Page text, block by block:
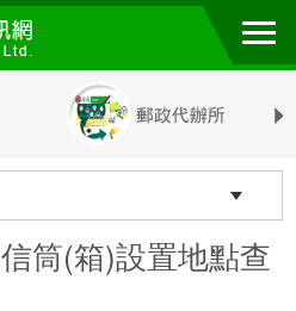
信筒(箱)設置地點查